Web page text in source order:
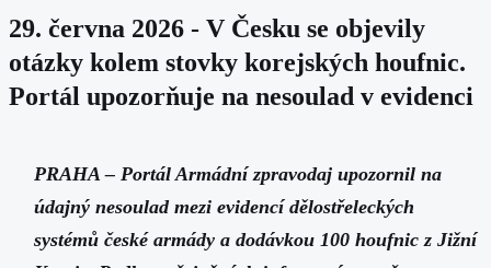
29. června 2026 - V Česku se objevily
otázky kolem stovky korejských houfnic.
Portál upozorňuje na nesoulad v evidenci
PRAHA – Portál Armádní zpravodaj upozornil na
údajný nesoulad mezi evidencí dělostřeleckých
systémů české armády a dodávkou 100 houfnic z Jižní